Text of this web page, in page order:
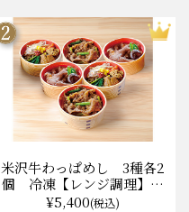
米沢牛わっぱめし 3種各2
個 冷凍【レンジ調理】化
粧箱入
¥5,400(税込)